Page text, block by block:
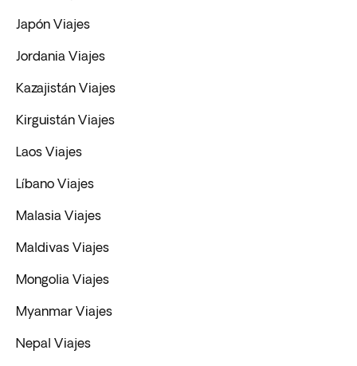
Japón Viajes
Jordania Viajes
Kazajistán Viajes
Kirguistán Viajes
Laos Viajes
Líbano Viajes
Malasia Viajes
Maldivas Viajes
Mongolia Viajes
Myanmar Viajes
Nepal Viajes